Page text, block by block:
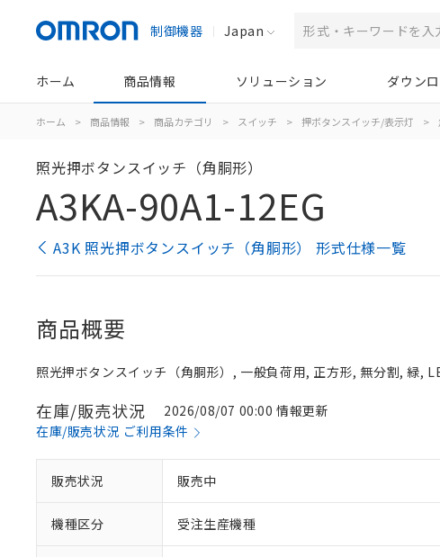
制御機器 Japan
ホーム 商品情報 ソリューション ダウン
ホーム > 商品情報 > 商品カテゴリ > スイッチ > 押ボタンスイッチ/表示灯 >
照光押ボタンスイッチ（角胴形）
A3KA-90A1-12EG
A3K 照光押ボタンスイッチ（角胴形） 形式仕様一覧
商品概要
照光押ボタンスイッチ（角胴形）, 一般負荷用, 正方形, 無分割, 緑,
在庫/販売状況
2026/08/07 00:00 情報更新
在庫/販売状況 ご利用条件
販売状況 販売中
機種区分 受注生産機種